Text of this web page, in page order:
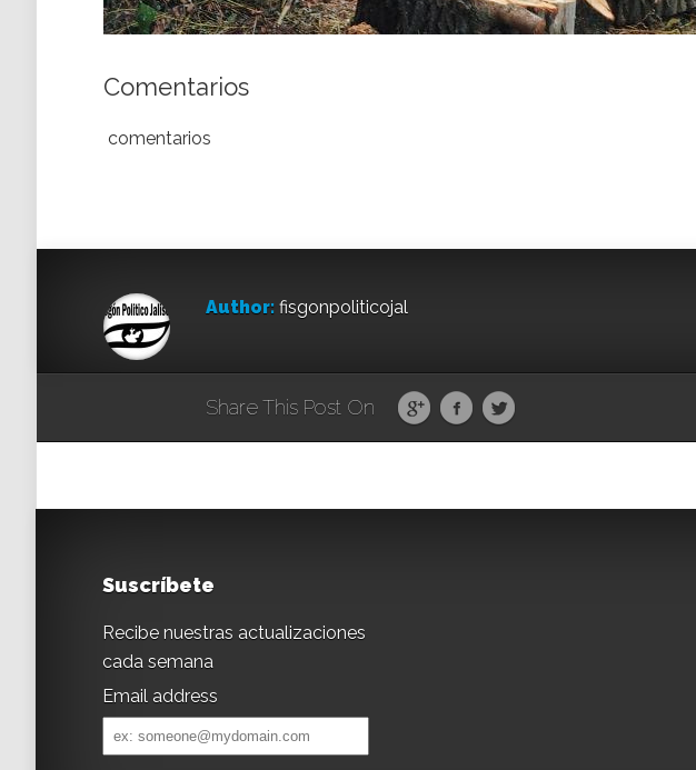
Comentarios
comentarios
Author: fisgonpoliticojal
Share This Post On
Suscríbete
Recibe nuestras actualizaciones
cada semana
Email address
Email
address